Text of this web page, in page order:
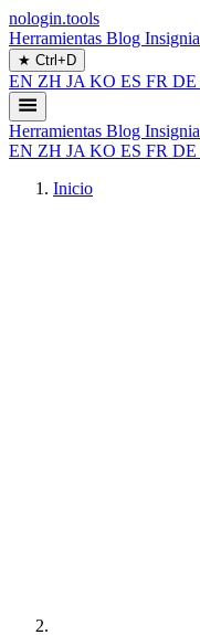
nologin.tools
Herramientas Blog Insignia
★ Ctrl+D
EN ZH JA KO ES FR DE
Herramientas Blog Insignia
EN ZH JA KO ES FR DE
Inicio